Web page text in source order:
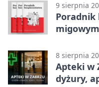
9 sierpnia
Poradnik
8 sierpnia
Apteki w
dyżury,